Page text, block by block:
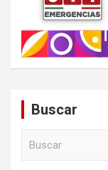
Buscar